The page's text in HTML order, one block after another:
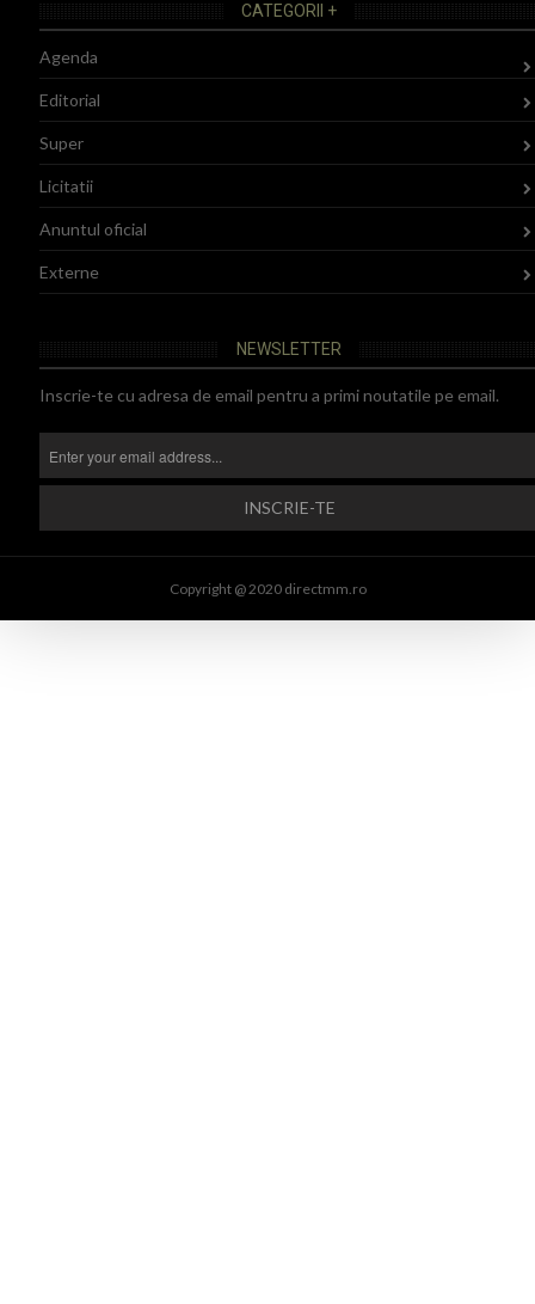
CATEGORII +
Agenda
Editorial
Super
Licitatii
Anuntul oficial
Externe
NEWSLETTER
Inscrie-te cu adresa de email pentru a primi noutatile pe email.
Copyright @ 2020 directmm.ro